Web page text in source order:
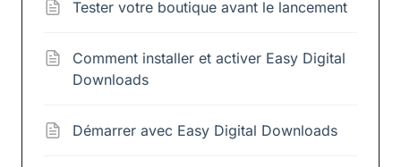
Tester votre boutique avant le lancement
Comment installer et activer Easy Digital
Downloads
Démarrer avec Easy Digital Downloads